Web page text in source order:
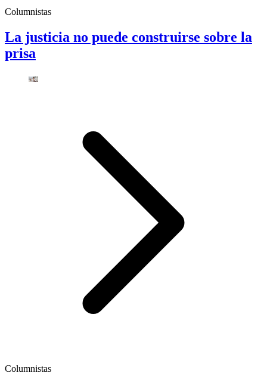
Columnistas
La justicia no puede construirse sobre la
prisa
Columnistas